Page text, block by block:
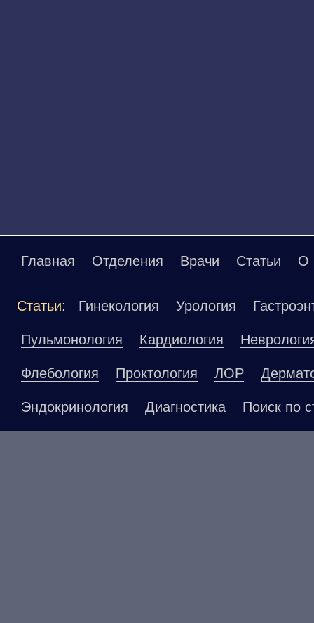
Главная Отделения Врачи Статьи О
Статьи: Гинекология Урология
Пульмонология Кардиология
Флебология Проктология ЛОР
Эндокринология Диагностика Поиск по